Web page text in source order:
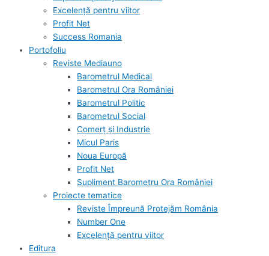
Excelență pentru viitor
Profit Net
Success Romania
Portofoliu
Reviste Mediauno
Barometrul Medical
Barometrul Ora României
Barometrul Politic
Barometrul Social
Comerț și Industrie
Micul Paris
Noua Europă
Profit Net
Supliment Barometru Ora României
Proiecte tematice
Reviste Împreună Protejăm România
Number One
Excelență pentru viitor
Editura